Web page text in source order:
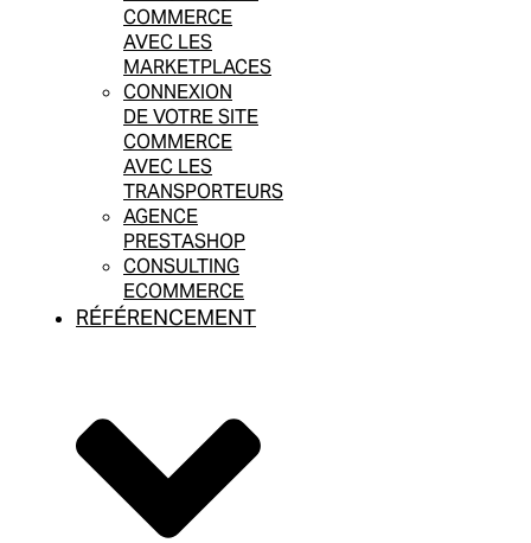
COMMERCE
AVEC LES
MARKETPLACES
CONNEXION
DE VOTRE SITE
COMMERCE
AVEC LES
TRANSPORTEURS
AGENCE
PRESTASHOP
CONSULTING
ECOMMERCE
RÉFÉRENCEMENT